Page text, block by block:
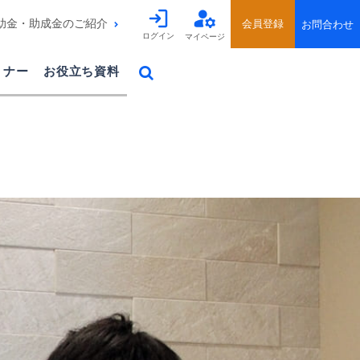
ナー お役立ち資料
金・助成金のご紹介
ログイン マイページ